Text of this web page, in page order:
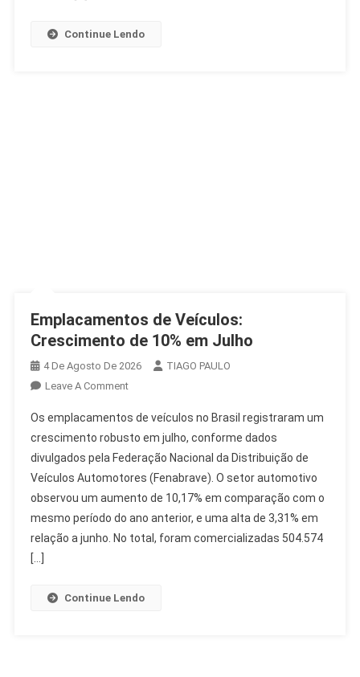
Continue Lendo
Emplacamentos de Veículos:
Crescimento de 10% em Julho
4 De Agosto De 2026
TIAGO PAULO
Leave A CommentOn
De
Veículos:
Crescimento
De
10%
Em
Julho
Os emplacamentos de veículos no Brasil registraram um
crescimento robusto em julho, conforme dados
divulgados pela Federação Nacional da Distribuição de
Veículos Automotores (Fenabrave). O setor automotivo
observou um aumento de 10,17% em comparação com o
mesmo período do ano anterior, e uma alta de 3,31% em
relação a junho. No total, foram comercializadas 504.574
[…]
Continue Lendo